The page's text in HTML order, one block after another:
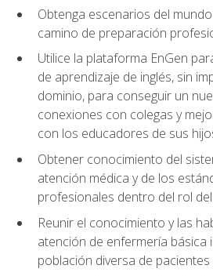
Obtenga escenarios del
camino de preparación
Utilice la plataforma EnGen
de aprendizaje de inglés, sin
dominio, para conseguir un
conexiones con colegas y
con los educadores de sus
Obtener conocimiento del
atención médica y de los
profesionales dentro del rol del
Reunir el conocimiento y las
atención de enfermería básica
población diversa de pacientes